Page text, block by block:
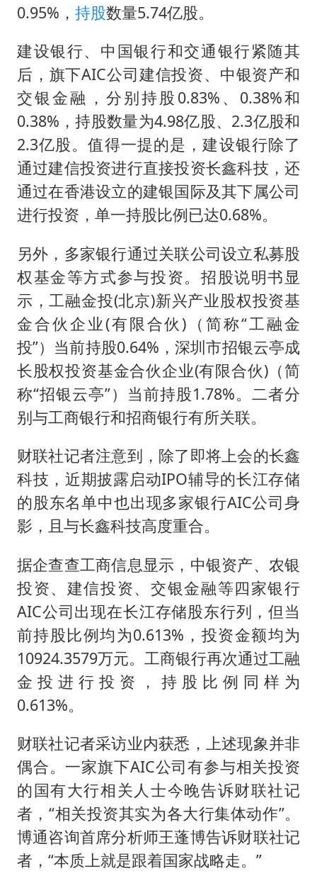
0.95%， 持股数量5.74亿股。
建设银行、中国银行和交通银行紧随其
后，旗下AIC公司建信投资、中银资产和
交银金融，分别持股0.83%、0.38%和
0.38%，持股数量为4.98亿股、2.3亿股和
2.3亿股。值得一提的是，建设银行除了
通过建信投资进行直接投资长鑫科技，还
通过在香港设立的建银国际及其下属公司
进行投资，单一持股比例已达0.68%。
另外，多家银行通过关联公司设立私募股
权基金等方式参与投资。招股说明书显
示，工融金投(北京)新兴产业股权投资基
金合伙企业(有限合伙)（简称“工融金
投”）当前持股0.64%，深圳市招银云亭成
长股权投资基金合伙企业(有限合伙)（简
称“招银云亭”）当前持股1.78%。二者分
别与工商银行和招商银行有所关联。
财联社记者注意到，除了即将上会的长鑫
科技，近期披露启动IPO辅导的长江存储
的股东名单中也出现多家银行AIC公司身
影，且与长鑫科技高度重合。
据企查查工商信息显示，中银资产、农银
投资、建信投资、交银金融等四家银行
AIC公司出现在长江存储股东行列，但当
前持股比例均为0.613%，投资金额均为
10924.3579万元。工商银行再次通过工融
金投进行投资，持股比例同样为
0.613%。
财联社记者采访业内获悉，上述现象并非
偶合。一家旗下AIC公司有参与相关投资
的国有大行相关人士今晚告诉财联社记
者，“相关投资其实为各大行集体动作”。
博通咨询首席分析师王蓬博告诉财联社记
者，“本质上就是跟着国家战略走。”